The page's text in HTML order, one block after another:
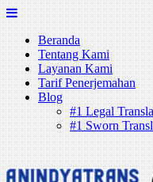
Skip
to
contentBeranda
Tentang Kami
Layanan Kami
Tarif Penerjemahan
Blog
#1 Legal
#1 Sworn